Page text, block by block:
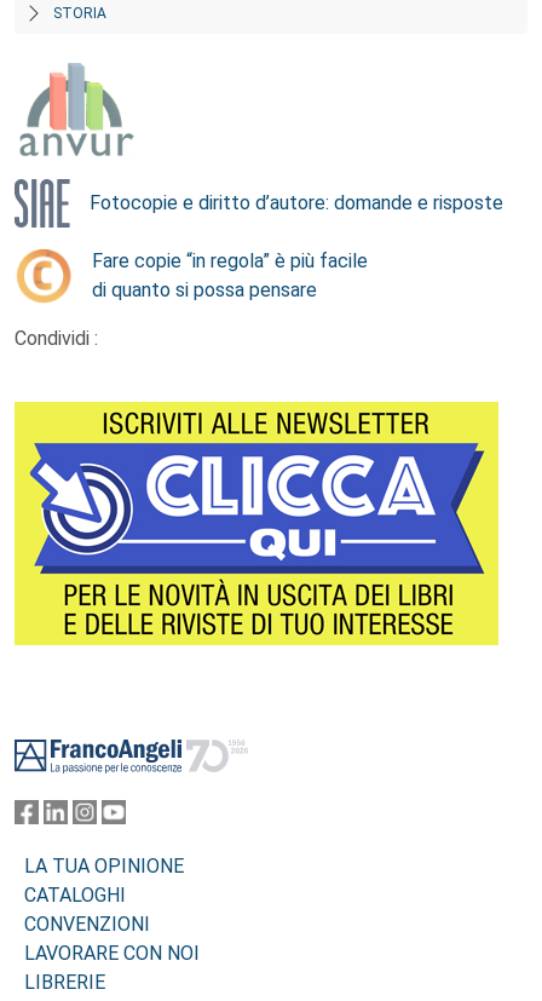
STORIA
Fotocopie e diritto d’autore: domande e risposte
Fare copie “in regola” è più facile
di quanto si possa pensare
Condividi :
LA TUA OPINIONE
CATALOGHI
CONVENZIONI
LAVORARE CON NOI
LIBRERIE